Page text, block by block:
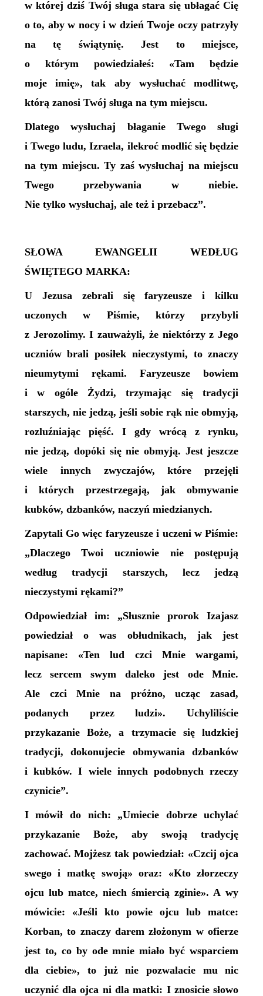
w której dziś Twój sługa stara się ubłagać Cię
o to, aby w nocy i w dzień Twoje oczy patrzyły
na tę świątynię. Jest to miejsce,
o którym powiedziałeś: «Tam będzie
moje imię», tak aby wysłuchać modlitwę,
którą zanosi Twój sługa na tym miejscu.
Dlatego wysłuchaj błaganie Twego sługi
i Twego ludu, Izraela, ilekroć modlić się będzie
na tym miejscu. Ty zaś wysłuchaj na miejscu
Twego przebywania w niebie.
Nie tylko wysłuchaj, ale też i przebacz”.
SŁOWA EWANGELII WEDŁUG
ŚWIĘTEGO MARKA:
U Jezusa zebrali się faryzeusze i kilku
uczonych w Piśmie, którzy przybyli
z Jerozolimy. I zauważyli, że niektórzy z Jego
uczniów brali posiłek nieczystymi, to znaczy
nieumytymi rękami. Faryzeusze bowiem
i w ogóle Żydzi, trzymając się tradycji
starszych, nie jedzą, jeśli sobie rąk nie obmyją,
rozluźniając pięść. I gdy wrócą z rynku,
nie jedzą, dopóki się nie obmyją. Jest jeszcze
wiele innych zwyczajów, które przejęli
i których przestrzegają, jak obmywanie
kubków, dzbanków, naczyń miedzianych.
Zapytali Go więc faryzeusze i uczeni w Piśmie:
„Dlaczego Twoi uczniowie nie postępują
według tradycji starszych, lecz jedzą
nieczystymi rękami?”
Odpowiedział im: „Słusznie prorok Izajasz
powiedział o was obłudnikach, jak jest
napisane: «Ten lud czci Mnie wargami,
lecz sercem swym daleko jest ode Mnie.
Ale czci Mnie na próżno, ucząc zasad,
podanych przez ludzi». Uchyliliście
przykazanie Boże, a trzymacie się ludzkiej
tradycji, dokonujecie obmywania dzbanków
i kubków. I wiele innych podobnych rzeczy
czynicie”.
I mówił do nich: „Umiecie dobrze uchylać
przykazanie Boże, aby swoją tradycję
zachować. Mojżesz tak powiedział: «Czcij ojca
swego i matkę swoją» oraz: «Kto złorzeczy
ojcu lub matce, niech śmiercią zginie». A wy
mówicie: «Jeśli kto powie ojcu lub matce:
Korban, to znaczy darem złożonym w ofierze
jest to, co by ode mnie miało być wsparciem
dla ciebie», to już nie pozwalacie mu nic
uczynić dla ojca ni dla matki: I znosicie słowo